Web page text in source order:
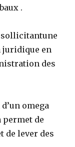
.
sollicitantune
juridique en
des
omega
de
de lever des